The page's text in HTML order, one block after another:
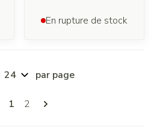
En rupture de stock
Pages
Vous lisez actuellement la page
1 Page
2
par page